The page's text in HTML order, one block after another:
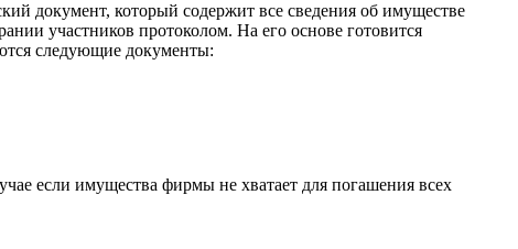
документ, который содержит все сведения об имуществе
участников протоколом. На его основе готовится
следующие документы:
если имущества фирмы не хватает для погашения всех